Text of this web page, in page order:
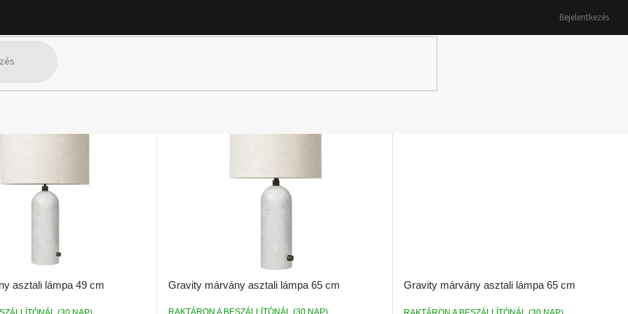
Bejelentkezés
asztali lámpa 49 cm Gravity márvány asztali lámpa 65 cm
RAKTÁRON A BESZÁLLÍTÓNÁL (30 NAP)
Gravity márvány asztali lámpa 65 cm